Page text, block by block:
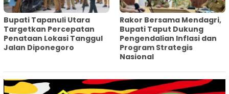
‎Bupati Tapanuli Utara
Targetkan Percepatan
Penataan Lokasi Tanggul
Jalan Diponegoro
Rakor Bersama Mendagri,
Bupati Taput Dukung
Pengendalian Inflasi dan
Program Strategis
Nasional‎